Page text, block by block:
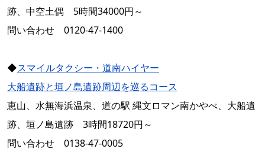
跡、中空土偶 5時間34000円～
問い合わせ 0120-47-1400
◆スマイルタクシー・道南ハイヤー
大船遺跡と垣ノ島遺跡周辺を巡るコース
恵山、水無海浜温泉、道の駅 縄文ロマン南かやべ、大船遺
跡、垣ノ島遺跡 3時間18720円～
問い合わせ 0138-47-0005